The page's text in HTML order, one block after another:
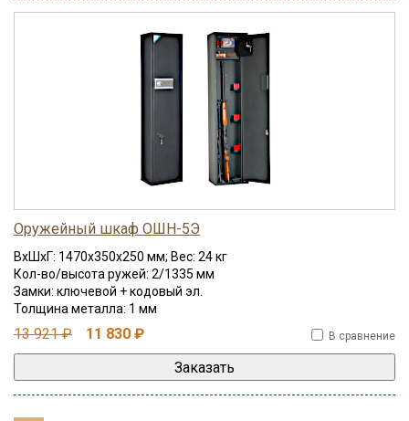
В сравнение
Оружейный шкаф ОШН-5Э
ВхШхГ: 1470x350x250 мм; Вес: 24 кг
Кол-во/высота ружей: 2/1335 мм
Замки: ключевой + кодовый эл.
Толщина металла: 1 мм
13 921 ₽ 11 830 ₽